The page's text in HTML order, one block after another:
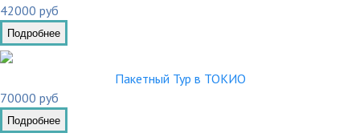
42000 руб
Подробнее
Пакетный Тур в ТОКИО
70000 руб
Подробнее